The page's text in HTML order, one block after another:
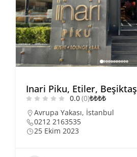
Inari Piku, Etiler, Beşiktaş
0.0(0)₺₺₺₺
Avrupa Yakası, İstanbul
0212 2163535
25 Ekim 2023